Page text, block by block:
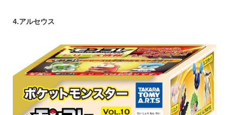
4.アルセウス